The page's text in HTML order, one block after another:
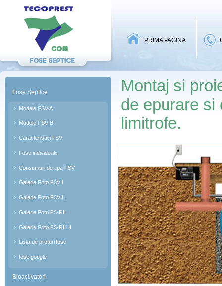
PRIMA PAGINA
Fose Septice
Modele FSV A
Modele FSV B
Caracteristici FSV
Fose individuale
Consumuri de apa FSV
Galerie Foto FSV I
Galerie Foto FSV II
Galerie Foto FS-RH I
Galerie Foto FS-RH II
Lista de preturi fose
fose google
Bioactivatori
Montaj si
de epurare si
limitrofe.